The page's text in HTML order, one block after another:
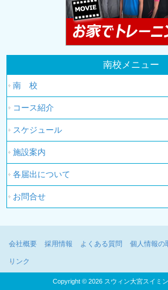
南校メニュー
南 校
コース紹介
スケジュール
施設案内
各届出について
お問合せ
会社概要 採用情報 よくある質問 個人情報の
リンク
Copyright © 2026 スウィン大宮スイミ